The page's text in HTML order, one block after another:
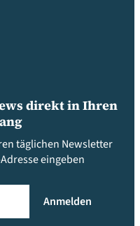
direkt in Ihren
täglichen Newsletter
eingeben
Anmelden